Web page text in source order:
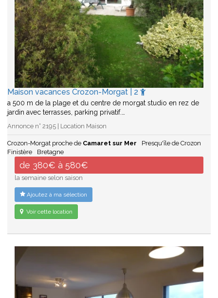
Maison vacances Crozon-Morgat | 2
a 500 m de la plage et du centre de morgat studio en rez de
jardin avec terrasses, parking privatif.…
Annonce n° 2195 | Location Maison
Crozon-Morgat proche de Camaret sur Mer
Presqu'île de Crozon
Finistère
Bretagne
de 380€ à 580€
la semaine selon saison
Ajoutez à ma sélection
Voir cette location